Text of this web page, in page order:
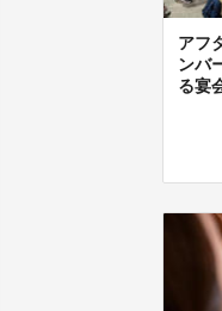
アフ
ンバ
る宴